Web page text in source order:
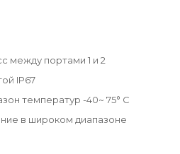
между портами 1 и 2
IP67
температур -40~ 75° C
в широком диапазоне